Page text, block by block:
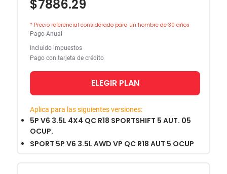
$7886.29
* Precio referencial considerado para un hombre de 30 años
Pago Anual
Incluido impuestos
Pago con tarjeta de crédito
ELEGIR PLAN
Aplica para las siguientes versiones:
5P V6 3.5L 4X4 QC R18 SPORTSHIFT 5 AUT. 05
OCUP.
SPORT 5P V6 3.5L AWD VP QC R18 AUT 5 OCUP